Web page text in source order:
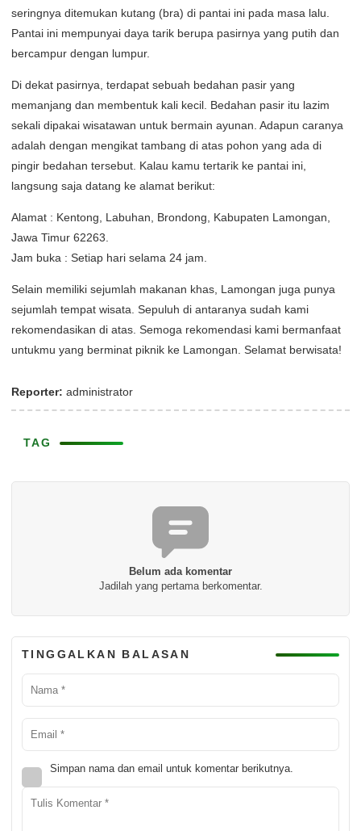
seringnya ditemukan kutang (bra) di pantai ini pada masa lalu.
Pantai ini mempunyai daya tarik berupa pasirnya yang putih dan
bercampur dengan lumpur.
Di dekat pasirnya, terdapat sebuah bedahan pasir yang
memanjang dan membentuk kali kecil. Bedahan pasir itu lazim
sekali dipakai wisatawan untuk bermain ayunan. Adapun caranya
adalah dengan mengikat tambang di atas pohon yang ada di
pingir bedahan tersebut. Kalau kamu tertarik ke pantai ini,
langsung saja datang ke alamat berikut:
Alamat : Kentong, Labuhan, Brondong, Kabupaten Lamongan,
Jawa Timur 62263.
Jam buka : Setiap hari selama 24 jam.
Selain memiliki sejumlah makanan khas, Lamongan juga punya
sejumlah tempat wisata. Sepuluh di antaranya sudah kami
rekomendasikan di atas. Semoga rekomendasi kami bermanfaat
untukmu yang berminat piknik ke Lamongan. Selamat berwisata!
Reporter: administrator
TAG
Belum ada komentar
Jadilah yang pertama berkomentar.
TINGGALKAN BALASAN
Simpan nama dan email untuk komentar berikutnya.